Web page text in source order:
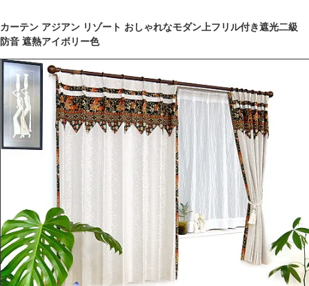
カーテン アジアン リゾート おしゃれなモダン上フリル付き遮光二級
防音 遮熱アイボリー色